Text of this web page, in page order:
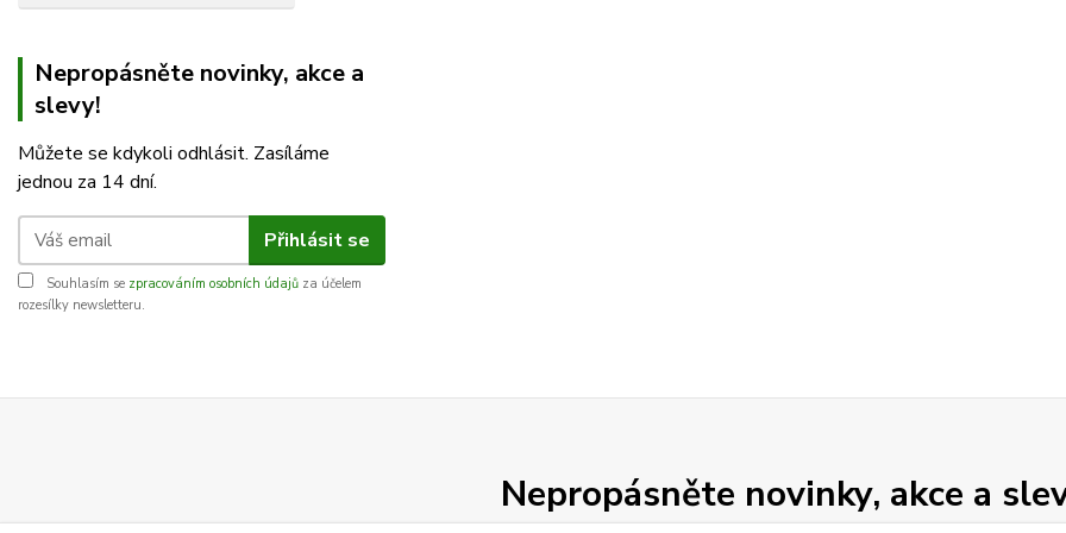
Nepropásněte novinky, akce a
slevy!
Můžete se kdykoli odhlásit. Zasíláme
jednou za 14 dní.
Přihlásit se
Souhlasím se zpracováním osobních údajů za účelem
rozesílky newsletteru.
Nepropásněte novinky, akce a